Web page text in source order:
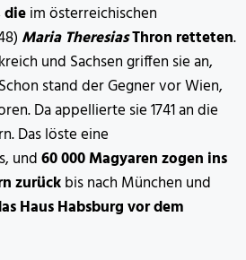
dieim österreichischen
Maria TheresiasThron retteten.
und Sachsen griffen sie an,
stand der Gegner vor Wien,
Da appellierte sie 1741 an die
Das löste eine
und60 000 Magyaren zogen ins
zurückbis nach München und
Haus Habsburg vor dem